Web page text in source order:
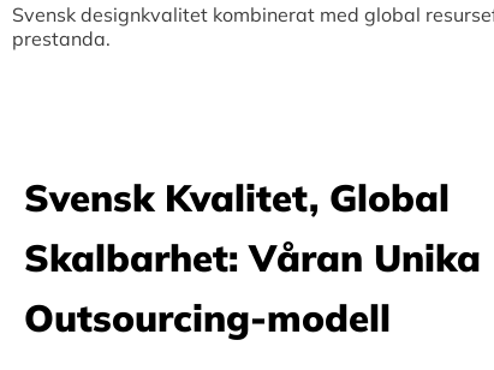
Svensk designkvalitet kombinerat med global
prestanda.
Svensk Kvalitet, Global
Skalbarhet: Våran Unika
Outsourcing-modell